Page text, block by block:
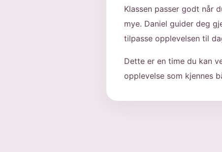
Klassen passer godt når
mye. Daniel guider deg
tilpasse opplevelsen til
Dette er en time du kan
opplevelse som kjennes